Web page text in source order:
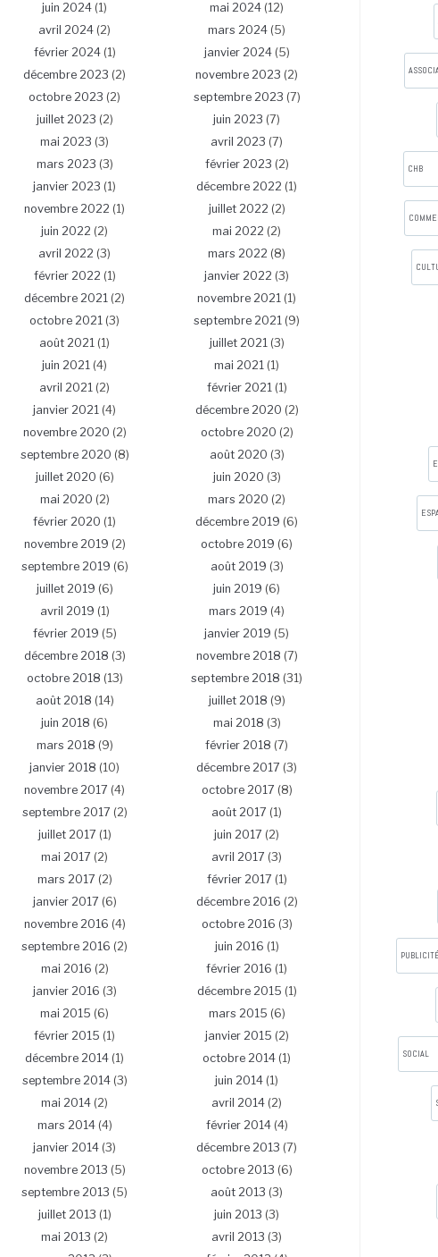
juin 2024 (1) mai 2024 (12)
avril 2024 (2) mars 2024 (5)
février 2024(1) janvier 2024(5)
décembre 2023 (2) novembre 2023 (2)
octobre 2023 (2) septembre 2023 (7)
juillet 2023 (2) juin 2023 (7)
mai 2023 (3) avril 2023 (7)
mars 2023 (3) février 2023 (2)
janvier 2023 (1) décembre 2022 (1)
novembre 2022 (1) juillet 2022 (2)
juin 2022 (2) mai 2022 (2)
avril 2022 (3) mars 2022 (8)
février 2022 (1) janvier 2022 (3)
décembre 2021 (2) novembre 2021 (1)
octobre 2021 (3) septembre 2021 (9)
août 2021 (1) juillet 2021(3)
juin 2021 (4) mai 2021 (1)
avril 2021 (2) février 2021(1)
janvier 2021 (4) décembre 2020 (2)
novembre 2020 (2) octobre 2020 (2)
septembre 2020 (8) août 2020 (3)
juillet 2020 (6) juin 2020 (3)
mai 2020 (2) mars 2020 (2)
février 2020 (1) décembre 2019 (6)
novembre 2019 (2) octobre 2019 (6)
septembre 2019 (6) août 2019 (3)
juillet 2019 (6) juin 2019 (6)
avril 2019 (1) mars 2019 (4)
février 2019 (5) janvier 2019 (5)
décembre 2018 (3) novembre 2018 (7)
octobre 2018 (13) septembre 2018 (31)
août 2018 (14) juillet 2018 (9)
juin 2018 (6) mai 2018 (3)
mars 2018 (9) février 2018 (7)
janvier 2018 (10) décembre 2017 (3)
novembre 2017 (4) octobre 2017 (8)
septembre 2017 (2) août 2017 (1)
juillet 2017 (1) juin 2017 (2)
mai 2017 (2) avril 2017 (3)
mars 2017 (2) février 2017 (1)
janvier 2017 (6) décembre 2016 (2)
novembre 2016 (4) octobre 2016 (3)
septembre 2016 (2) juin 2016 (1)
mai 2016 (2) février 2016 (1)
janvier 2016 (3) décembre 2015 (1)
mai 2015 (6) mars 2015 (6)
février 2015 (1) janvier 2015 (2)
décembre 2014 (1) octobre 2014 (1)
septembre 2014(3) juin 2014 (1)
mai 2014 (2) avril 2014 (2)
mars 2014(4) février 2014(4)
janvier 2014 (3) décembre 2013 (7)
novembre 2013 (5) octobre 2013 (6)
septembre 2013 (5) août 2013 (3)
juillet 2013 (1) juin 2013 (3)
mai 2013 (2) avril 2013 (3)
CHB
PUBLICITÉ
SOCIAL